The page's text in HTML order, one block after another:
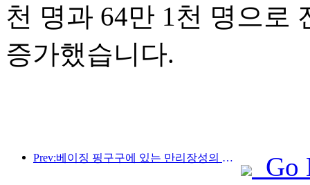
천 명과 64만 1천 명으로
증가했습니다.
Prev:베이징 핑구구에 있는 만리장성의 장쥔관 구간은 이르면 2026년 말에 일반에 개방될 예정이다.
Go